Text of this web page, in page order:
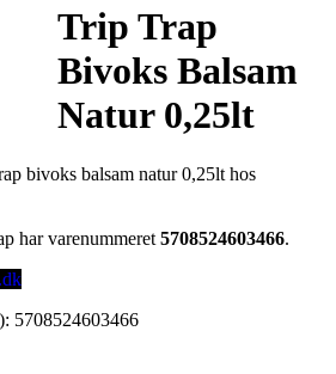
Trip Trap
Bivoks Balsam
Natur 0,25lt
bivoks balsam natur 0,25lt hos
har varenummeret 5708524603466.
5708524603466